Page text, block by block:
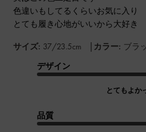
色違いもしてるくらいお気に入り
とても履き心地がいいから大好き
サイズ: 37/23.5cm | カラー: ブラ
デザイン
とてもよか
品質